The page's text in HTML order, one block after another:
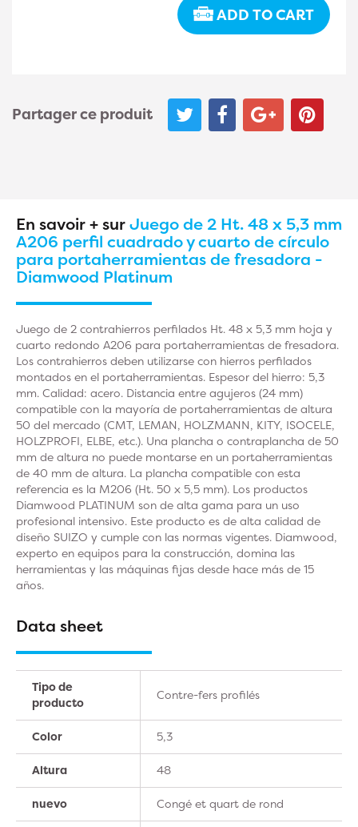
ADD TO CART
Partager ce produit
En savoir + surJuego de 2 Ht. 48 x 5,3 mm
A206 perfil cuadrado y cuarto de círculo
para portaherramientas de fresadora -
Diamwood Platinum
Juego de 2 contrahierros perfilados Ht. 48 x 5,3 mm hoja y
cuarto redondo A206 para portaherramientas de fresadora.
Los contrahierros deben utilizarse con hierros perfilados
montados en el portaherramientas. Espesor del hierro: 5,3
mm. Calidad: acero. Distancia entre agujeros (24 mm)
compatible con la mayoría de portaherramientas de altura
50 del mercado (CMT, LEMAN, HOLZMANN, KITY, ISOCELE,
HOLZPROFI, ELBE, etc.). Una plancha o contraplancha de 50
mm de altura no puede montarse en un portaherramientas
de 40 mm de altura. La plancha compatible con esta
referencia es la M206 (Ht. 50 x 5,5 mm). Los productos
Diamwood PLATINUM son de alta gama para un uso
profesional intensivo. Este producto es de alta calidad de
diseño SUIZO y cumple con las normas vigentes. Diamwood,
experto en equipos para la construcción, domina las
herramientas y las máquinas fijas desde hace más de 15
años.
Data sheet
Tipo de
producto
Contre-fers profilés
Color 5,3
Altura 48
nuevo Congé et quart de rond